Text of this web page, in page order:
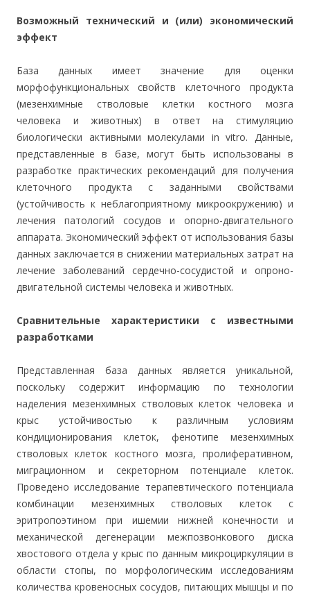
Возможный технический и (или) экономический
эффект
База данных имеет значение для оценки
морфофункциональных свойств клеточного продукта
(мезенхимные стволовые клетки костного мозга
человека и животных) в ответ на стимуляцию
биологически активными молекулами in vitro. Данные,
представленные в базе, могут быть использованы в
разработке практических рекомендаций для получения
клеточного продукта с заданными свойствами
(устойчивость к неблагоприятному микроокружению) и
лечения патологий сосудов и опорно-двигательного
аппарата. Экономический эффект от использования базы
данных заключается в снижении материальных затрат на
лечение заболеваний сердечно-сосудистой и опроно-
двигательной системы человека и животных.
Сравнительные характеристики с известными
разработками
Представленная база данных является уникальной,
поскольку содержит информацию по технологии
наделения мезенхимных стволовых клеток человека и
крыс устойчивостью к различным условиям
кондиционирования клеток, фенотипе мезенхимных
стволовых клеток костного мозга, пролиферативном,
миграционном и секреторном потенциале клеток.
Проведено исследование терапевтического потенциала
комбинации мезенхимных стволовых клеток с
эритропоэтином при ишемии нижней конечности и
механической дегенерации межпозвонкового диска
хвостового отдела у крыс по данным микроциркуляции в
области стопы, по морфологическим исследованиям
количества кровеносных сосудов, питающих мышцы и по